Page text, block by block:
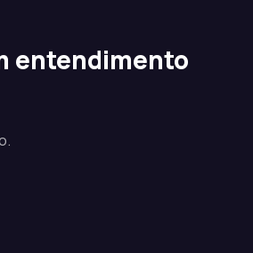
entendimento